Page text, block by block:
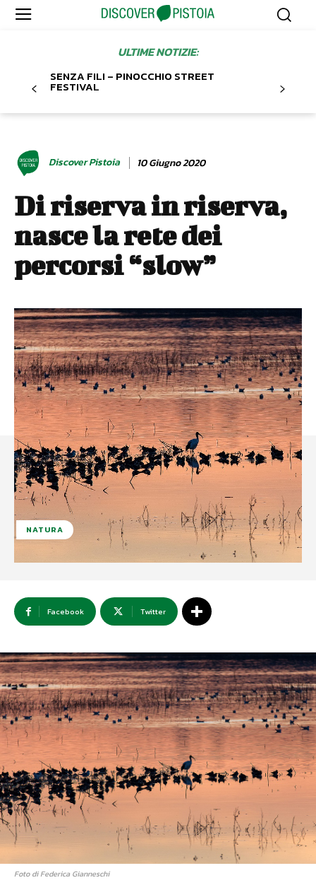
ULTIME NOTIZIE:
SENZA FILI – PINOCCHIO STREET
FESTIVAL
Discover Pistoia 10 Giugno 2020
Di riserva in riserva,
nasce la rete dei
percorsi “slow”
NATURA
Facebook Twitter
Foto di Federica Gianneschi